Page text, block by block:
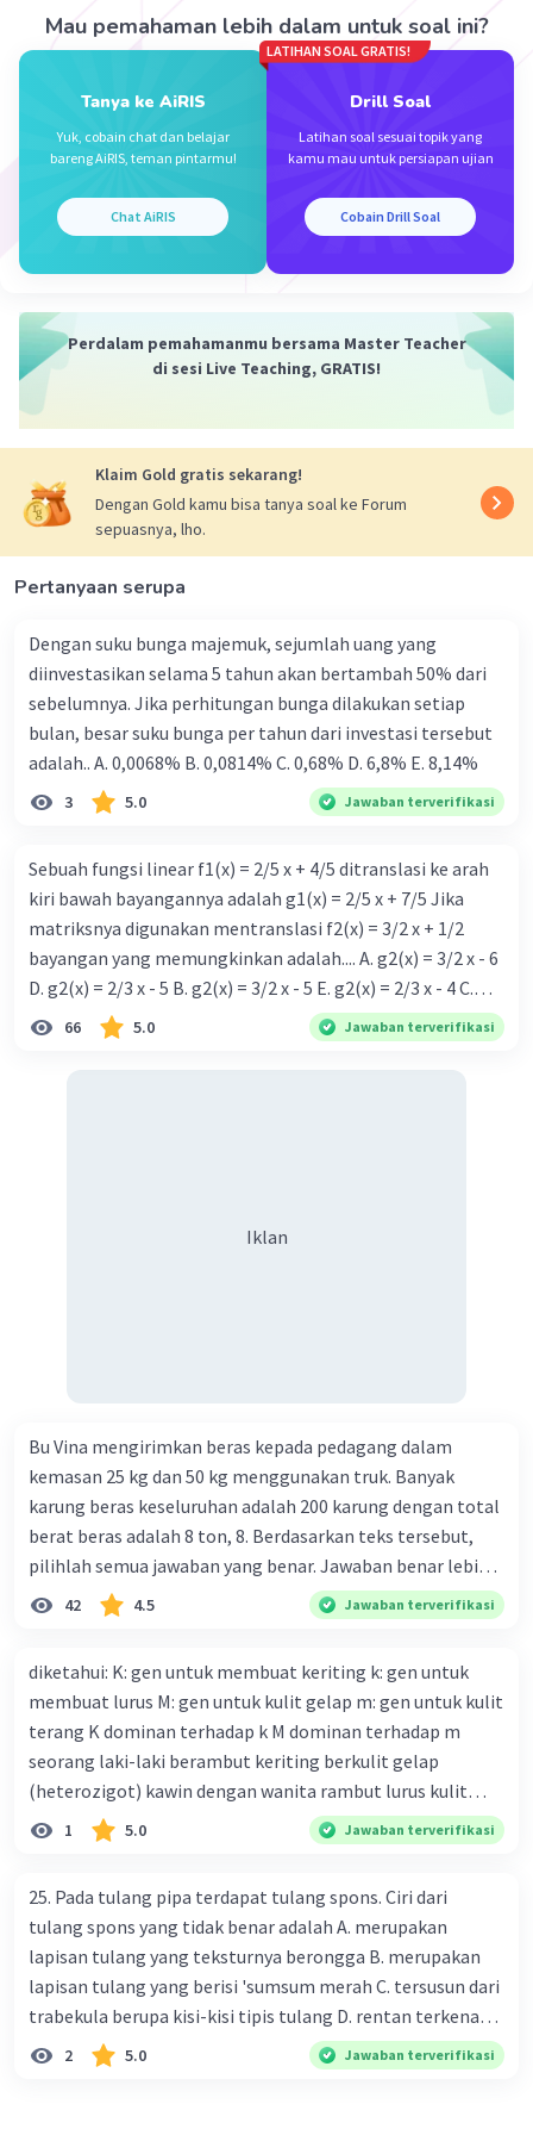
Beri Rating·0.0 (0) Balas
Mau pemahaman lebih dalam untuk soal ini?
Tanya ke AiRIS
Yuk, cobain chat dan belajar
bareng AiRIS, teman pintarmu!
Chat AiRIS
LATIHAN SOAL GRATIS!
Drill Soal
Latihan soal sesuai topik yang
kamu mau untuk persiapan ujian
Cobain Drill Soal
Perdalam pemahamanmu bersama Master Teacher
di sesi Live Teaching, GRATIS!
Klaim Gold gratis sekarang!
Dengan Gold kamu bisa tanya soal ke Forum
sepuasnya, lho.
Pertanyaan serupa
Dengan suku bunga majemuk, sejumlah uang yang
diinvestasikan selama 5 tahun akan bertambah 50% dari
sebelumnya. Jika perhitungan bunga dilakukan setiap
bulan, besar suku bunga per tahun dari investasi tersebut
adalah.. A. 0,0068% B. 0,0814% C. 0,68% D. 6,8% Ε. 8,14%
3 5.0 Jawaban terverifikasi
Sebuah fungsi linear f1(x) = 2/5 x + 4/5 ditranslasi ke arah
kiri bawah bayangannya adalah g1(x) = 2/5 x + 7/5 Jika
matriksnya digunakan mentranslasi f2(x) = 3/2 x + 1/2
bayangan yang memungkinkan adalah.... A. g2(x) = 3/2 x - 6
D. g2(x) = 2/3 x - 5 B. g2(x) = 3/2 x - 5 E. g2(x) = 2/3 x - 4 C.
g{2}(x) = 3/2 x + 5
66 5.0 Jawaban terverifikasi
Iklan
Bu Vina mengirimkan beras kepada pedagang dalam
kemasan 25 kg dan 50 kg menggunakan truk. Banyak
karung beras keseluruhan adalah 200 karung dengan total
berat beras adalah 8 ton, 8. Berdasarkan teks tersebut,
pilihlah semua jawaban yang benar. Jawaban benar lebih
dari satu. Banyak karung beras kemasan 25 kg adalah 50
buah. Banyak karung beras kemasan 50 kg adalah 150
ton. Perbandingan berat beras kemasan 25 kg dan 50 kg
dalam truk adalah 1: 3. 9. Berdasarkan teks tersebut, jika
biaya setiap beras karung kecil adalah Rp7.500 dan karung
besar Rp14.000, berapakah biaya angkut semua beras yang
harus dibayar oleh Bu Vina? A. Rp2.540.000 C. Rp2.312.000 B.
Rp2.475.000 D. Rp2.280.000
42 4.5 Jawaban terverifikasi
diketahui: K: gen untuk membuat keriting k: gen untuk
membuat lurus M: gen untuk kulit gelap m: gen untuk kulit
terang K dominan terhadap k M dominan terhadap m
seorang laki-laki berambut keriting berkulit gelap
(heterozigot) kawin dengan wanita rambut lurus kulit
terang tentukan : a. bagan perkawinannya b. rasio
genotipe dan rasio fenotipe nya c. jika perkawinan itu
dengan prosentase
1 5.0 Jawaban terverifikasi
25. Pada tulang pipa terdapat tulang spons. Ciri dari
tulang spons yang tidak benar adalah A. merupakan
lapisan tulang yang teksturnya berongga B. merupakan
lapisan tulang yang berisi 'sumsum merah C. tersusun dari
trabekula berupa kisi-kisi tipis tulang D. rentan terkena
dampak osteoporosis setelah menopause E. mengandung
banyak kalsium fosfat dan kalsium karbonat
2 5.0 Jawaban terverifikasi